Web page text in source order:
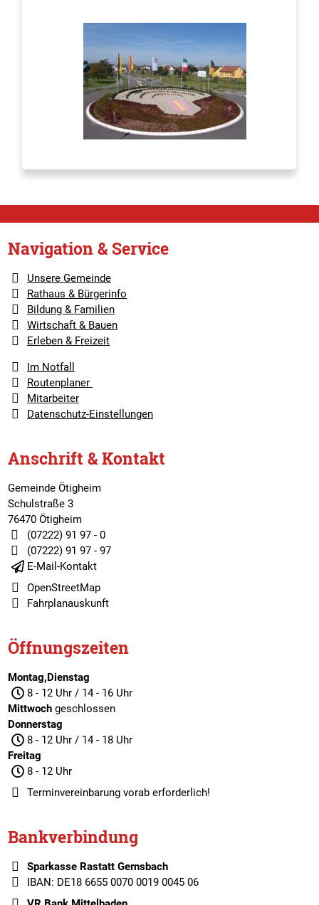
Navigation & Service
Unsere Gemeinde
Rathaus & Bürgerinfo
Bildung & Familien
Wirtschaft & Bauen
Erleben & Freizeit
Im Notfall
Routenplaner
Mitarbeiter
Datenschutz-Einstellungen
Anschrift & Kontakt
Gemeinde Ötigheim
Schulstraße 3
76470 Ötigheim
(07222) 91 97 - 0
(07222) 91 97 - 97
E-Mail-Kontakt
OpenStreetMap
Fahrplanauskunft
Öffnungszeiten
Montag,Dienstag
8 - 12 Uhr / 14 - 16 Uhr
Mittwochgeschlossen
Donnerstag
8 - 12 Uhr / 14 - 18 Uhr
Freitag
8 - 12 Uhr
Terminvereinbarungvorab erforderlich!
Bankverbindung
Sparkasse Rastatt Gernsbach
IBAN: DE18 6655 0070 0019 0045 06